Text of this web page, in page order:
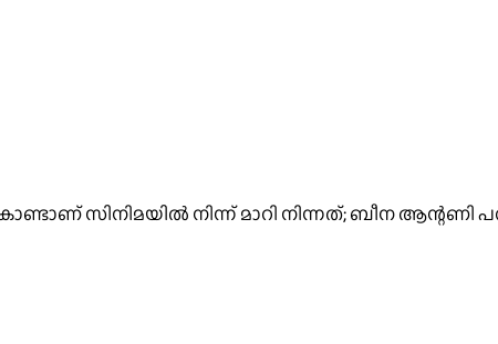
സിനിമയില്‍ നിന്ന് മാറി നിന്നത്; ബീന ആന്റണി